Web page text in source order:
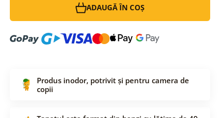
ADAUGĂ ÎN COȘ
Produs inodor, potrivit și pentru camera de
copii